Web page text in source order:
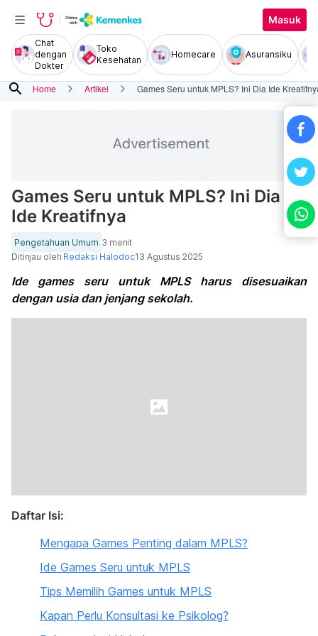
Masuk
Chat
dengan
Dokter
Toko
Kesehatan
Homecare Asuransiku
search Home Artikel Games Seru untuk MPLS? Ini Dia Ide
Games Seru untuk MPLS? Ini Dia
Ide Kreatifnya
Pengetahuan Umum 3 menit
Ditinjau oleh Redaksi Halodoc13 Agustus 2025
Ide games seru untuk MPLS harus disesuaikan
dengan usia dan jenjang sekolah.
Daftar Isi:
Mengapa Games Penting dalam MPLS?
Ide Games Seru untuk MPLS
Tips Memilih Games untuk MPLS
Kapan Perlu Konsultasi ke Psikolog?